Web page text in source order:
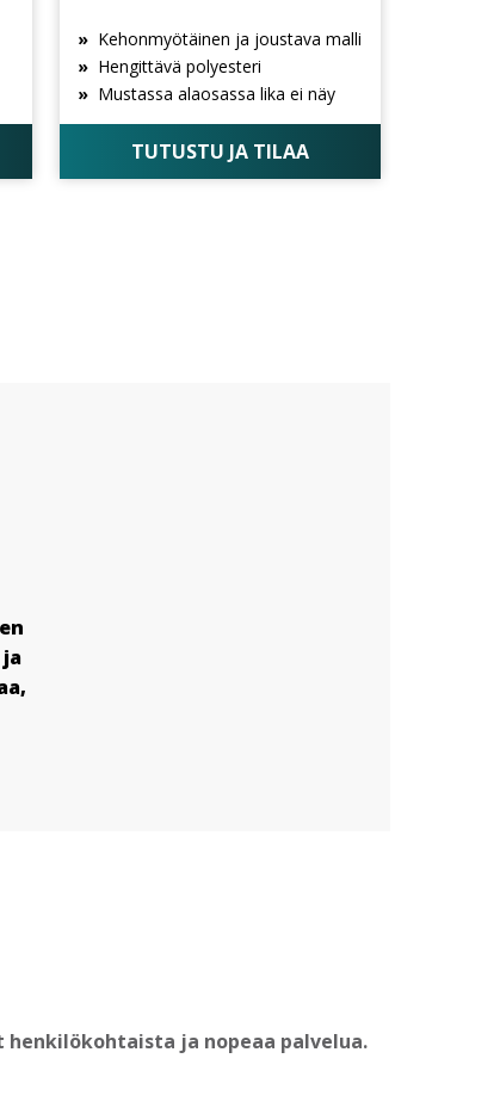
Kehonmyötäinen ja joustava malli
Hengittävä polyesteri
Mustassa alaosassa lika ei näy
TUTUSTU JA TILAA
henkilökohtaista ja nopeaa palvelua.